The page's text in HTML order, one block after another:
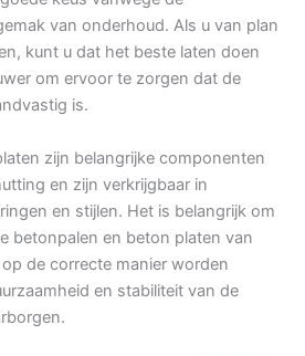
van onderhoud. Als u van plan
kunt u dat het beste laten doen
om ervoor te zorgen dat de
is.
zijn belangrijke componenten
en zijn verkrijgbaar in
en stijlen. Het is belangrijk om
betonpalen en beton platen van
de correcte manier worden
en stabiliteit van de